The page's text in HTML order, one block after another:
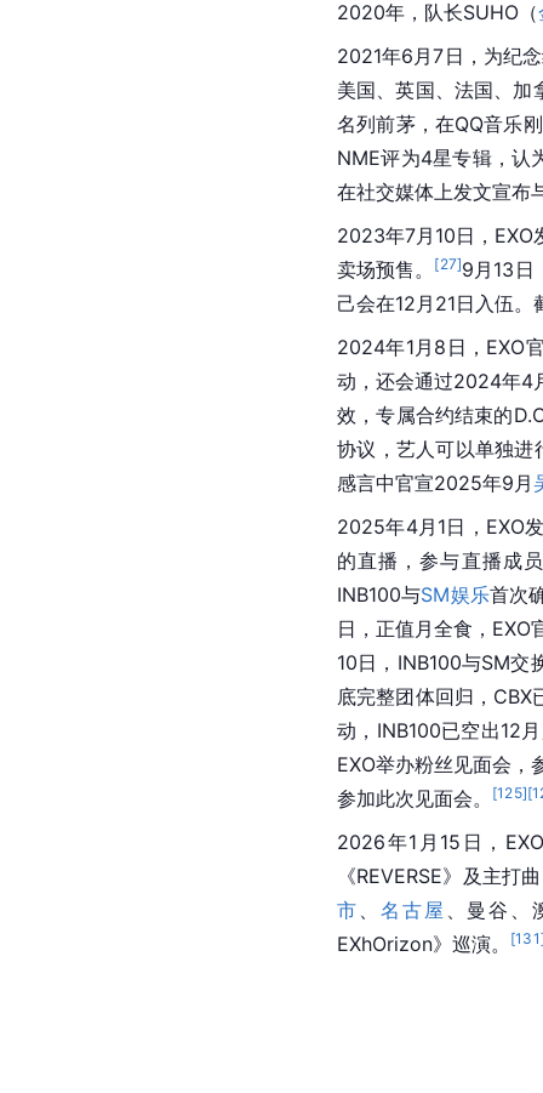
2018年1月31日，EXO
日本公信榜周榜1位的
47个地区iTunes综合
Soribada 位居榜首，并
步入低潮[d]
2019年，成员XIUMIN
唐纳德·特朗普等人会
员朴灿烈 （Chanyeol
EXO第六张正规专辑《
位。 [106][107 ]
2020年，队长SUHO（
2021年6月7日，为纪
美国、英国、法国、加
名列前茅，在QQ音乐
NME评为4星专辑，认
在社交媒体上发文宣布
2023年7月10日，EXO
卖场预售。[27
9月13日
己会在12月21日入伍